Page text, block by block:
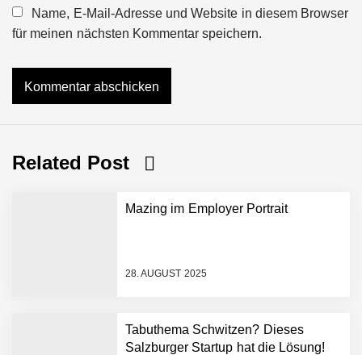
Name, E-Mail-Adresse und Website in diesem Browser
für meinen nächsten Kommentar speichern.
Related Post
Mazing im Employer Portrait
28. AUGUST 2025
Tabuthema Schwitzen? Dieses
Salzburger Startup hat die Lösung!